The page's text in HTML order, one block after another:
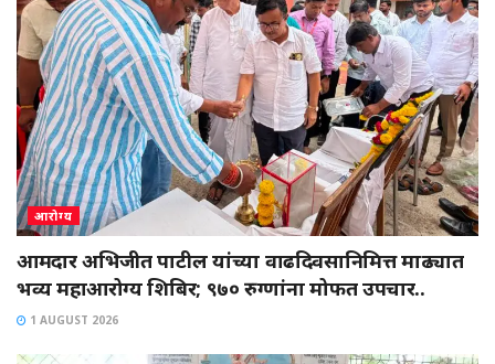
आरोग्य
आमदार अभिजीत पाटील यांच्या वाढदिवसानिमित्त माढ्यात
भव्य महाआरोग्य शिबिर; ९७० रुग्णांना मोफत उपचार..
1 AUGUST 2026